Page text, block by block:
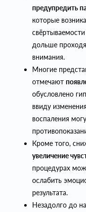
предупредить
которые
дольше
внимания.
Многие
отмечают
обусловлено
ввиду
воспаления
Кроме того,
увеличение
процедурах
ослабить
результата.
Незадолго до